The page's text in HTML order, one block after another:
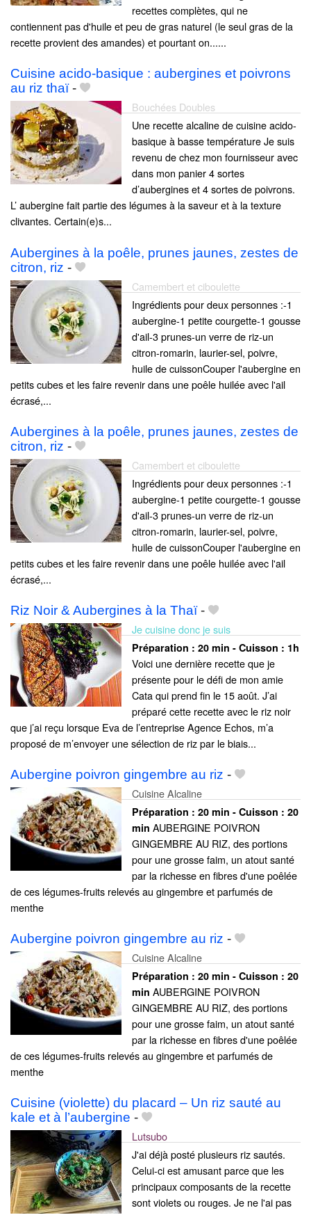
recettes complètes, qui ne
contiennent pas d'huile et peu de gras naturel (le seul gras de la
recette provient des amandes) et pourtant on......
Cuisine acido-basique : aubergines et poivrons
au riz thaï-
Bouchées Doubles
Une recette alcaline de cuisine acido-
basique à basse température Je suis
revenu de chez mon fournisseur avec
dans mon panier 4 sortes
d’aubergines et 4 sortes de poivrons.
L’ aubergine fait partie des légumes à la saveur et à la texture
clivantes. Certain(e)s...
Aubergines à la poêle, prunes jaunes, zestes de
citron, riz -
Camembert et ciboulette
Ingrédients pour deux personnes :-1
aubergine-1 petite courgette-1 gousse
d'ail-3 prunes-un verre de riz-un
citron-romarin, laurier-sel, poivre,
huile de cuissonCouper l'aubergine en
petits cubes et les faire revenir dans une poêle huilée avec l'ail
écrasé,...
Aubergines à la poêle, prunes jaunes, zestes de
citron, riz -
Camembert et ciboulette
Ingrédients pour deux personnes :-1
aubergine-1 petite courgette-1 gousse
d'ail-3 prunes-un verre de riz-un
citron-romarin, laurier-sel, poivre,
huile de cuissonCouper l'aubergine en
petits cubes et les faire revenir dans une poêle huilée avec l'ail
écrasé,...
Riz Noir & Aubergines à la Thaï-
Je cuisine donc je suis
Préparation : 20 min - Cuisson : 1h
Voici une dernière recette que je
présente pour le défi de mon amie
Cata qui prend fin le 15 août. J’ai
préparé cette recette avec le riz noir
que j’ai reçu lorsque Eva de l’entreprise Agence Echos, m’a
proposé de m’envoyer une sélection de riz par le biais...
Aubergine poivron gingembre au riz -
Cuisine Alcaline
Préparation : 20 min - Cuisson : 20
min AUBERGINE POIVRON
GINGEMBRE AU RIZ, des portions
pour une grosse faim, un atout santé
par la richesse en fibres d'une poêlée
de ces légumes-fruits relevés au gingembre et parfumés de
menthe
Aubergine poivron gingembre au riz -
Cuisine Alcaline
Préparation : 20 min - Cuisson : 20
min AUBERGINE POIVRON
GINGEMBRE AU RIZ, des portions
pour une grosse faim, un atout santé
par la richesse en fibres d'une poêlée
de ces légumes-fruits relevés au gingembre et parfumés de
menthe
Cuisine (violette) du placard – Un riz sauté au
kale et à l’aubergine -
Lutsubo
J'ai déjà posté plusieurs riz sautés.
Celui-ci est amusant parce que les
principaux composants de la recette
sont violets ou rouges. Je ne l'ai pas